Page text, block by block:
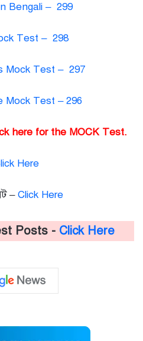
Bengali – 299
Test – 298
Mock Test – 297
Mock Test – 296
here for the MOCK Test.
Here
–Click Here
Posts - Click Here